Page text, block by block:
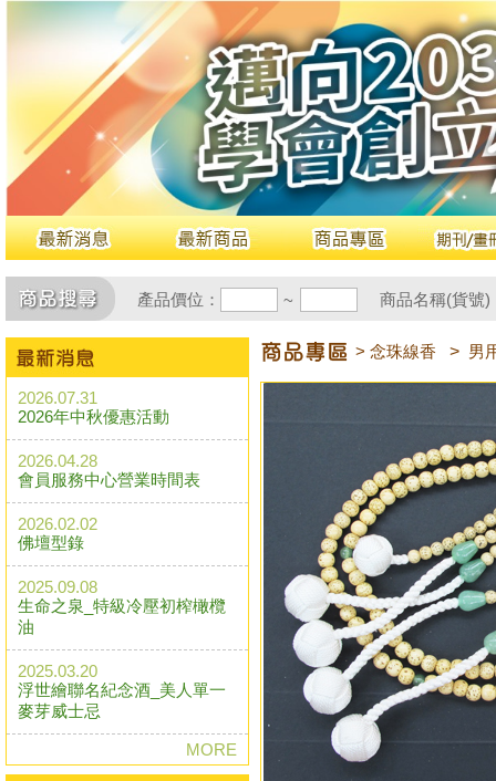
產品價位： ~ 商品名稱(貨號
2026.07.31
2026年中秋優惠活動
2026.04.28
會員服務中心營業時間表
2026.02.02
佛壇型錄
2025.09.08
生命之泉_特級冷壓初榨橄欖
油
2025.03.20
浮世繪聯名紀念酒_美人單一
麥芽威士忌
MORE
> 念珠線香 > 男